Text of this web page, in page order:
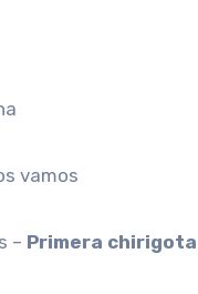
vamos
– Primera chirigota